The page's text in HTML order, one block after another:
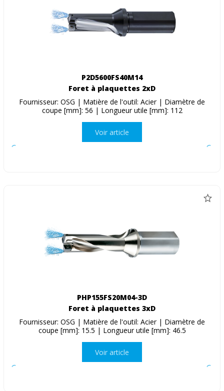
P2D5600FS40M14
Foret à plaquettes 2xD
Fournisseur: OSG | Matière de l'outil: Acier | Diamètre de
coupe [mm]: 56 | Longueur utile [mm]: 112
Voir article
PHP155FS20M04-3D
Foret à plaquettes 3xD
Fournisseur: OSG | Matière de l'outil: Acier | Diamètre de
coupe [mm]: 15.5 | Longueur utile [mm]: 46.5
Voir article